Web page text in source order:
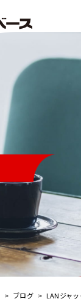
> ブログ> LANジャ